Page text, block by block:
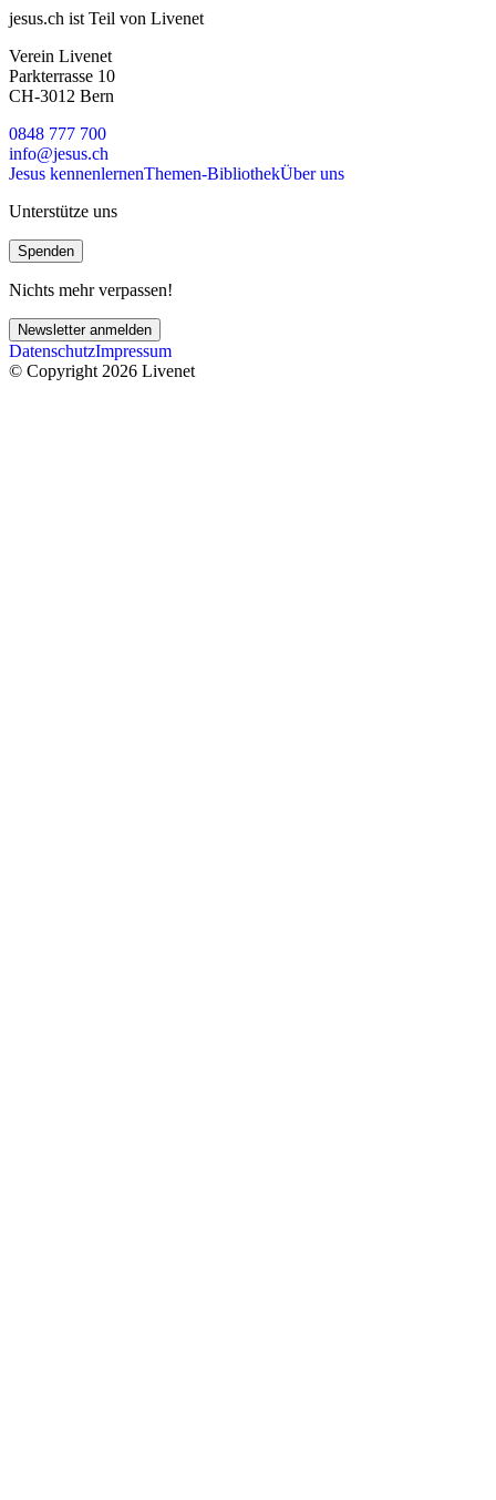
jesus.ch ist Teil von Livenet
Verein Livenet
Parkterrasse 10
CH-3012 Bern
0848 777 700
info@jesus.ch
Jesus kennenlernenThemen-BibliothekÜber uns
Unterstütze uns
Spenden
Nichts mehr verpassen!
Newsletter anmelden
DatenschutzImpressum
© Copyright 2026 Livenet